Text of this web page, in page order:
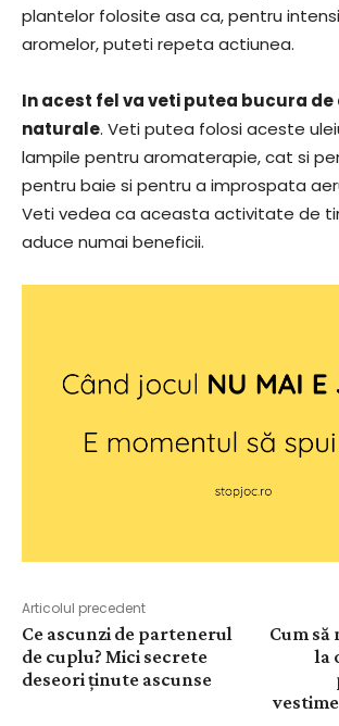
plantelor folosite asa ca, pentru
aromelor, puteti repeta actiunea.
In acest fel va veti putea bucura de
naturale. Veti putea folosi aceste
lampile pentru aromaterapie, cat si
pentru baie si pentru a improspata
Veti vedea ca aceasta activitate de
aduce numai beneficii.
Articolul precedent
Ce ascunzi de partenerul
de cuplu? Mici secrete
deseori ținute ascunse
Cum
la